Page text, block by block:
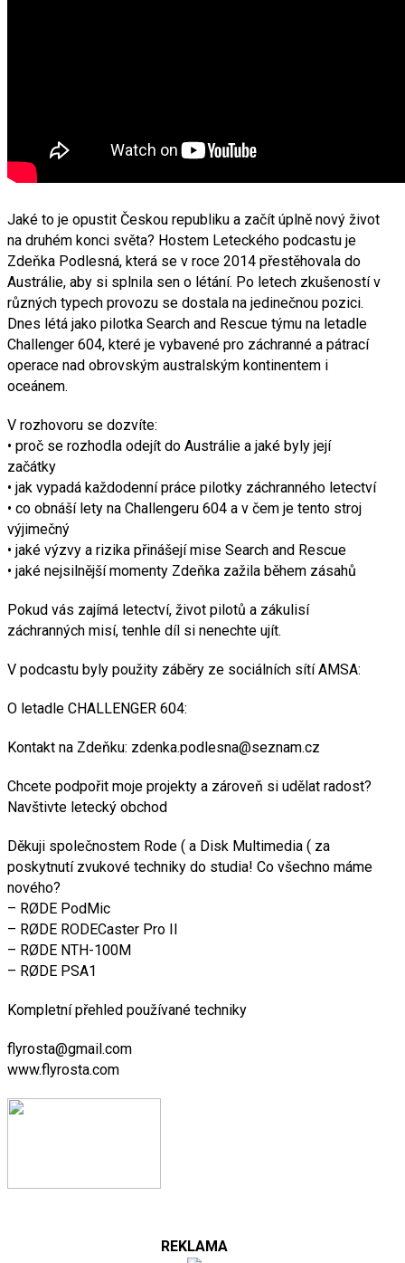
Jaké to je opustit Českou republiku a začít úplně nový život
na druhém konci světa? Hostem Leteckého podcastu je
Zdeňka Podlesná, která se v roce 2014 přestěhovala do
Austrálie, aby si splnila sen o létání. Po letech zkušeností v
různých typech provozu se dostala na jedinečnou pozici.
Dnes létá jako pilotka Search and Rescue týmu na letadle
Challenger 604, které je vybavené pro záchranné a pátrací
operace nad obrovským australským kontinentem i
oceánem.
V rozhovoru se dozvíte:
• proč se rozhodla odejít do Austrálie a jaké byly její
začátky
• jak vypadá každodenní práce pilotky záchranného letectví
• co obnáší lety na Challengeru 604 a v čem je tento stroj
výjimečný
• jaké výzvy a rizika přinášejí mise Search and Rescue
• jaké nejsilnější momenty Zdeňka zažila během zásahů
Pokud vás zajímá letectví, život pilotů a zákulisí
záchranných misí, tenhle díl si nenechte ujít.
V podcastu byly použity záběry ze sociálních sítí AMSA:
O letadle CHALLENGER 604:
Kontakt na Zdeňku: zdenka.podlesna@seznam.cz
Chcete podpořit moje projekty a zároveň si udělat radost?
Navštivte letecký obchod
Děkuji společnostem Rode ( a Disk Multimedia ( za
poskytnutí zvukové techniky do studia! Co všechno máme
nového?
– RØDE PodMic
– RØDE RODECaster Pro II
– RØDE NTH-100M
– RØDE PSA1
Kompletní přehled používané techniky
flyrosta@gmail.com
www.flyrosta.com
REKLAMA